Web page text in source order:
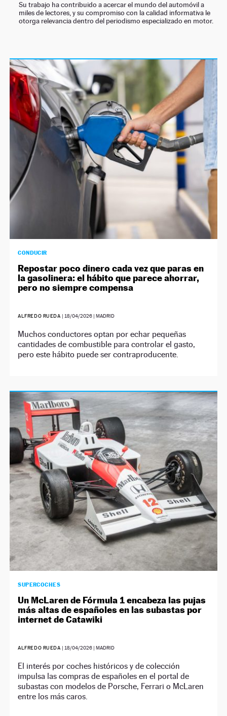
Su trabajo ha contribuido a acercar el mundo del automóvil a
miles de lectores, y su compromiso con la calidad informativa le
otorga relevancia dentro del periodismo especializado en motor.
CONDUCIR
Repostar poco dinero cada vez que paras en
la gasolinera: el hábito que parece ahorrar,
pero no siempre compensa
ALFREDO RUEDA | 18/04/2026 | MADRID
Muchos conductores optan por echar pequeñas
cantidades de combustible para controlar el gasto,
pero este hábito puede ser contraproducente.
SUPERCOCHES
Un McLaren de Fórmula 1 encabeza las pujas
más altas de españoles en las subastas por
internet de Catawiki
ALFREDO RUEDA | 18/04/2026 | MADRID
El interés por coches históricos y de colección
impulsa las compras de españoles en el portal de
subastas con modelos de Porsche, Ferrari o McLaren
entre los más caros.